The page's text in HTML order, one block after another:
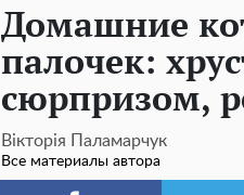
Домашние
палочек:
сюрпризом,
Вікторія Паламарчук
Все материалы автора